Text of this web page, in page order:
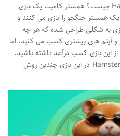
مقاله را بخوانید! Hamster Kombat چیست؟ همستر کامبت یک بازی
همستر جنگجو را بازی می کنند و
به شکلی طراحی شده که هر چه
آیتم های بیشتری کسب می کنید. اما
این بازی کسب درآمد داشته باشید.
روش های کسب درآمد از Hamster Kombat در این بازی چندین روش